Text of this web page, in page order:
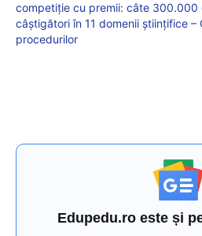
competiție cu premii: câte 300.000
câștigători în 11 domenii științifice –
procedurilor
Edupedu.ro este și